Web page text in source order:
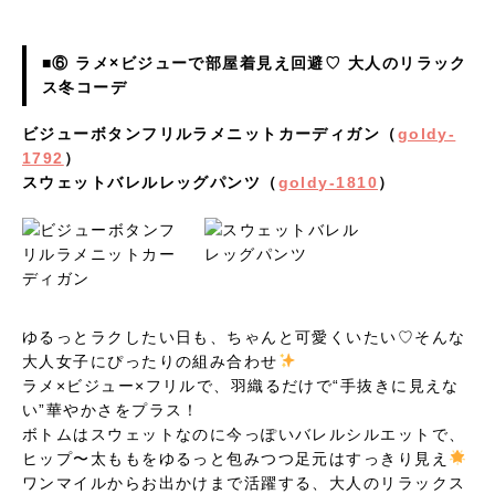
■⑥ ラメ×ビジューで部屋着見え回避♡ 大人のリラック
ス冬コーデ
ビジューボタンフリルラメニットカーディガン（goldy-
1792 ）
スウェットバレルレッグパンツ（goldy-1810）
ゆるっとラクしたい日も、ちゃんと可愛くいたい♡そんな
大人女子にぴったりの組み合わせ
ラメ×ビジュー×フリルで、羽織るだけで“手抜きに見えな
い”華やかさをプラス！
ボトムはスウェットなのに今っぽいバレルシルエットで、
ヒップ〜太ももをゆるっと包みつつ足元はすっきり見え
ワンマイルからお出かけまで活躍する、大人のリラックス